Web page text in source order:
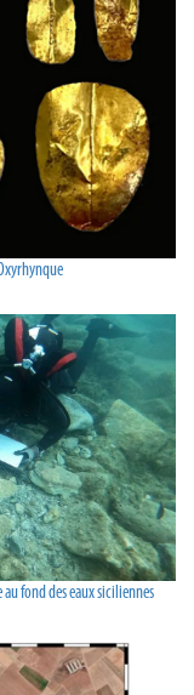
fond des eaux siciliennes